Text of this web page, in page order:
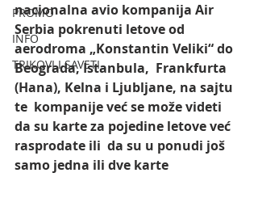
PROMO
INFO
TRIKOVI I SAVETI
nacionalna avio kompanija Air
Serbia pokrenuti letove od
aerodroma „Konstantin Veliki“ do
Beograda, Istanbula,  Frankfurta
(Hana), Kelna i Ljubljane, na sajtu
te  kompanije već se može videti
da su karte za pojedine letove već
rasprodate ili  da su u ponudi još
samo jedna ili dve karte